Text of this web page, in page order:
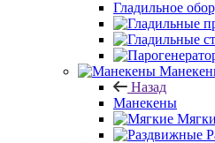
Гладильное
Назад
Манекены